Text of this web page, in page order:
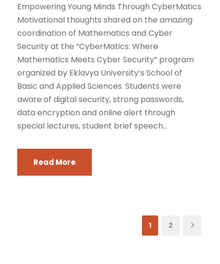
Empowering Young Minds Through CyberMatics
Motivational thoughts shared on the amazing
coordination of Mathematics and Cyber
Security at the “CyberMatics: Where
Mathematics Meets Cyber Security” program
organized by Eklavya University’s School of
Basic and Applied Sciences. Students were
aware of digital security, strong passwords,
data encryption and online alert through
special lectures, student brief speech...
Read More
1 2